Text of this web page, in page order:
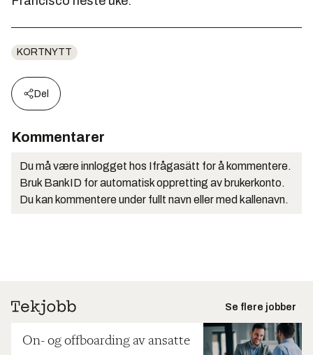
KORTNYTT
Del
Kommentarer
Du må være innlogget hos Ifrågasätt for å kommentere.
Bruk BankID for automatisk oppretting av brukerkonto.
Du kan kommentere under fullt navn eller med kallenavn.
Se flere jobber
On- og offboarding av ansatte